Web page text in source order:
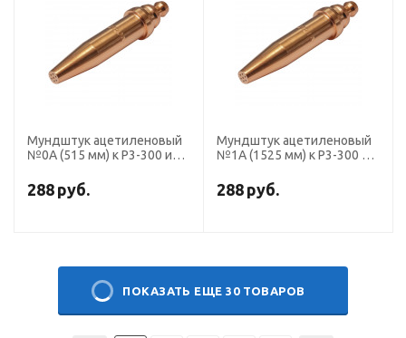
Мундштук ацетиленовый
№0А (515 мм) к Р3-300 и
288 руб.
Мундштук ацетиленовый
№1А (1525 мм) к Р3-300 и
288 руб.
ПОКАЗАТЬ ЕЩЕ 30 ТОВАРОВ